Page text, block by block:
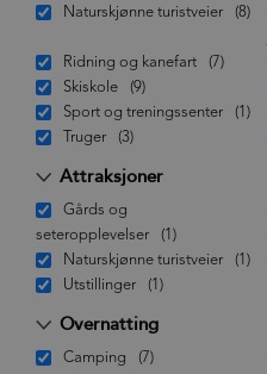
Naturskjønne turistveier
(8)
Ridning og kanefart
(7)
Skiskole
(9)
Sport og treningssenter
(1)
Truger
(3)
Attraksjoner
Gårds og
seteropplevelser
(1)
Naturskjønne turistveier
(1)
Utstillinger
(1)
Overnatting
Camping (7)